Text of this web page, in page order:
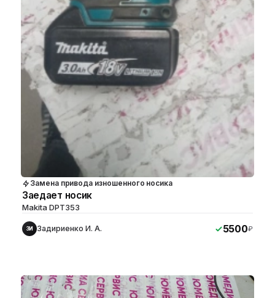
Замена привода изношенного носика
Заедает носик
Makita DPT353
ЗИ Задириенко И. А. 5500₽